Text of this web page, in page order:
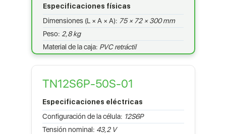
Especificaciones físicas
Dimensiones (L × A × A): 75 × 72 × 300 mm
Peso: 2,8 kg
Material de la caja: PVC retráctil
TN12S6P-50S-01
Especificaciones eléctricas
Configuración de la célula: 12S6P
Tensión nominal: 43,2 V